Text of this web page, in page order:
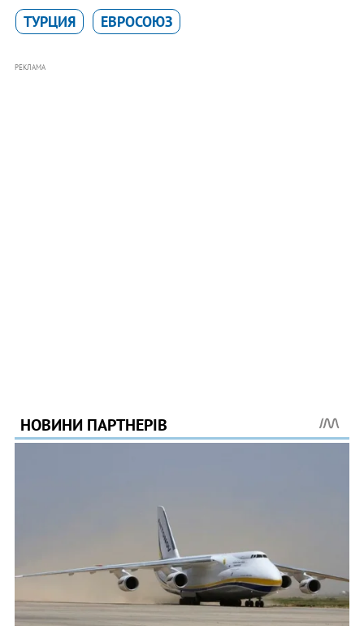
ТУРЦИЯ ЕВРОСОЮЗ
РЕКЛАМА